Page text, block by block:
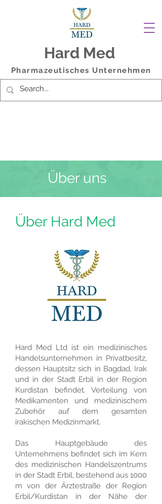
Hard Med
Pharmazeutisches Unternehmen
Über uns
Über Hard Med
Hard Med Ltd ist ein medizinisches
Handelsunternehmen in Privatbesitz,
dessen Hauptsitz sich in Bagdad, Irak
und in der Stadt Erbil in der Region
Kurdistan befindet. Verteilung von
Medikamenten und medizinischem
Zubehör auf dem gesamten
irakischen Medizinmarkt.
Das Hauptgebäude des
Unternehmens befindet sich im Kern
des medizinischen Handelszentrums
in der Stadt Erbil, bestehend aus 1000
m von der Ärztestraße der Region
Erbil/Kurdistan in der Nähe der